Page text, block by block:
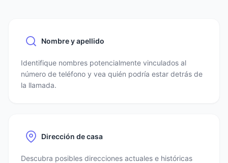
Nombre y apellido
Identifique nombres potencialmente vinculados al
número de teléfono y vea quién podría estar detrás de
la llamada.
Dirección de casa
Descubra posibles direcciones actuales e históricas